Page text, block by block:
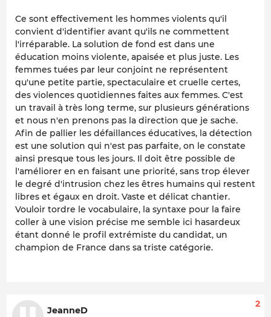
Ce sont effectivement les hommes violents qu'il
convient d'identifier avant qu'ils ne commettent
l'irréparable. La solution de fond est dans une
éducation moins violente, apaisée et plus juste. Les
femmes tuées par leur conjoint ne représentent
qu'une petite partie, spectaculaire et cruelle certes,
des violences quotidiennes faites aux femmes. C'est
un travail à très long terme, sur plusieurs générations
et nous n'en prenons pas la direction que je sache.
Afin de pallier les défaillances éducatives, la détection
est une solution qui n'est pas parfaite, on le constate
ainsi presque tous les jours. Il doit être possible de
l'améliorer en en faisant une priorité, sans trop élever
le degré d'intrusion chez les êtres humains qui restent
libres et égaux en droit. Vaste et délicat chantier.
Vouloir tordre le vocabulaire, la syntaxe pour la faire
coller à une vision précise me semble ici hasardeux
étant donné le profil extrémiste du candidat, un
champion de France dans sa triste catégorie.
JeanneD
2